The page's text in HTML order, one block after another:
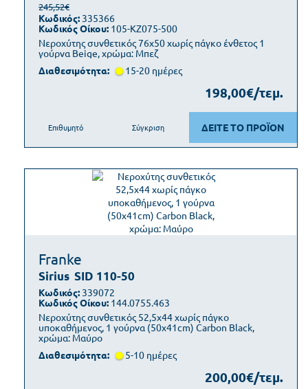
Νεροχύτης συνθετικός 76x50 χωρίς πάγκο ένθετος 1
γούρνα Beige, χρώμα: Μπεζ
245,52€
Κωδικός: 335366
Κωδικός Οίκου: 105-KZ075-500
Διαθεσιμότητα: 15-20 ημέρες
198,00€/τεμ.
ΔΕΙΤΕ ΤΟ ΠΡΟΪΟΝ
Επιθυμητό Σύγκριση
Franke
Sirius SID 110-50
Νεροχύτης συνθετικός 52,5x44 χωρίς πάγκο
υποκαθήμενος, 1 γούρνα (50x41cm) Carbon Black,
χρώμα: Μαύρο
Κωδικός: 339072
Κωδικός Οίκου: 144.0755.463
Διαθεσιμότητα: 5-10 ημέρες
200,00€/τεμ.